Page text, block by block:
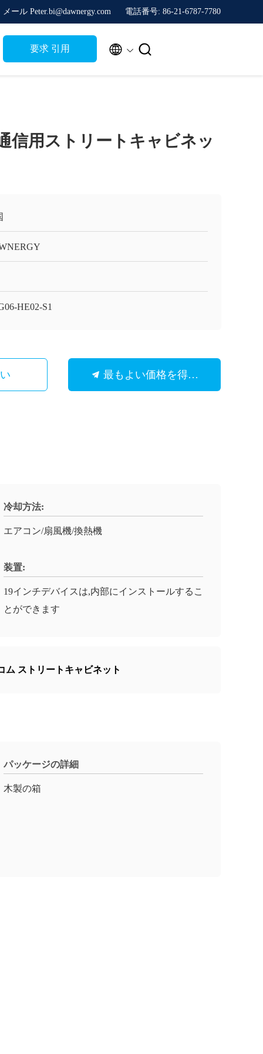
メール Peter.bi@dawnergy.com 電話番号: 86-21-6787-7780
要求 引用  
信用ストリートキャビネッ
HE02-S1
最もよい価格を得なさい
冷却方法:
エアコン/扇風機/換熱機
装置:
19インチデバイスは,内部にインストールするこ
とができます
ム ストリートキャビネット
パッケージの詳細
木製の箱